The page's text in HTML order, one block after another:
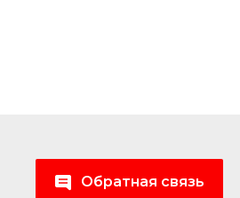
Обратная связь